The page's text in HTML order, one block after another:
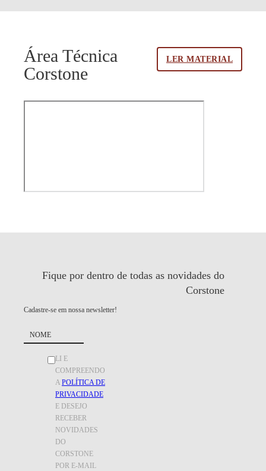
Área Técnica
Corstone
LER MATERIAL
Fique por dentro de todas as novidades do
Corstone
Cadastre-se em nossa newsletter!
LI E
COMPREENDO
A POLÍTICA DE
PRIVACIDADE
E DESEJO
RECEBER
NOVIDADES
DO
CORSTONE
POR E-MAIL